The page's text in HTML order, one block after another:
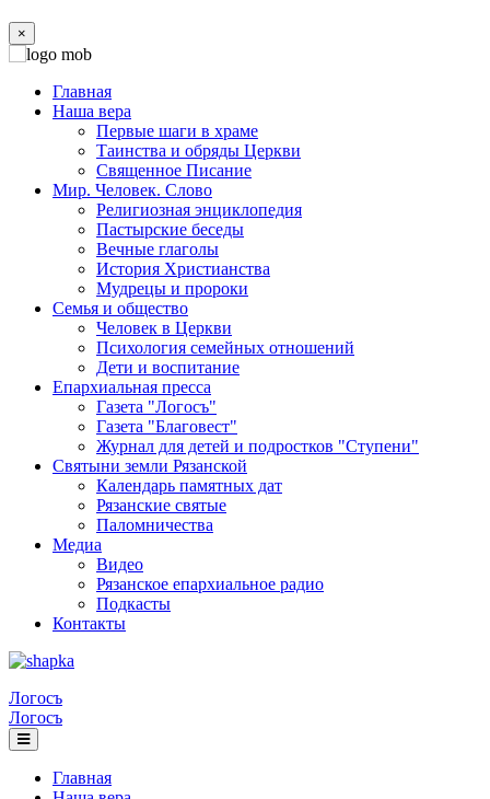
×
Главная
Наша вера
Первые шаги в храме
Таинства и обряды Церкви
Священное Писание
Мир. Человек. Слово
Религиозная энциклопедия
Пастырские беседы
Вечные глаголы
История Христианства
Мудрецы и пророки
Семья и общество
Человек в Церкви
Психология семейных отношений
Дети и воспитание
Епархиальная пресса
Газета "Логосъ"
Газета "Благовест"
Журнал для детей и подростков "Ступени"
Святыни земли Рязанской
Календарь памятных дат
Рязанские святые
Паломничества
Медиа
Видео
Рязанское епархиальное радио
Подкасты
Контакты
Логосъ
Логосъ
Главная